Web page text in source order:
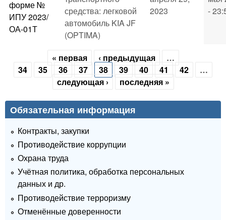
форме №
ИПУ 2023/
ОА-01Т
средства: легковой
автомобиль KIA JF
(OPTIMA)
2023
-
Страницы
« первая ‹ предыдущая
…
34
35 36 37 38 39 40 41 42
…
следующая ›
последняя »
Обязательная информация
Контракты, закупки
Противодействие коррупции
Охрана труда
Учётная политика, обработка персональных
данных и др.
Противодействие терроризму
Отменённые доверенности